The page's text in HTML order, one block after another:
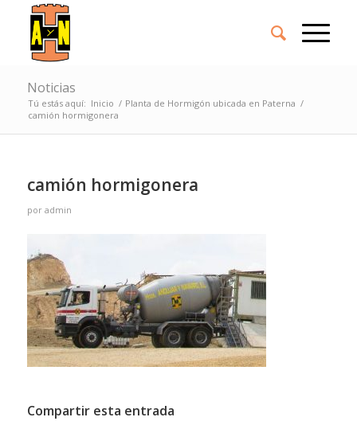
Noticias
Tú estás aquí: Inicio / Planta de Hormigón ubicada en Paterna /
camión hormigonera
camión hormigonera
por admin
Compartir esta entrada